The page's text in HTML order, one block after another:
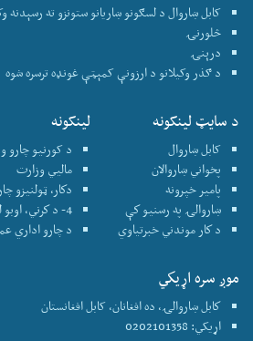
کابل ښاروال د لسګونو ښاریانو ستونزو ته رسېدنه
څلورنۍ
درېنۍ
د ګذر وکیلانو د ارزونې کمېټې غونډه ترسره شوه
د سایټ لینکونه
کابل ښاروال
پخواني ښاروالان
پامير خپرونه
ښاروالۍ په رسنيو كې
د كار موندني خبرتياوي
لینکونه
د کورنیو چارو
ماليي وزارت
دكار، ټولنيزو
4- د كرني، اوبو لګولو او مالداری وزارت
د چارو اداري
موږ سره اړيكي
كابل ښاروالۍ، ده افغانان، کابل افغانستان
اړیکي: 0202101358